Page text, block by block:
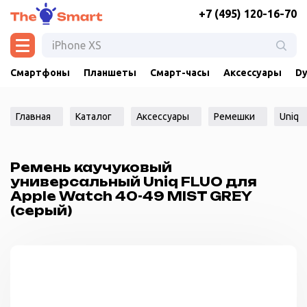
+7 (495) 120-16-70
Смартфоны Планшеты Смарт-часы Аксессуары
Главная Каталог Аксессуары Ремешки Uniq
Ремень каучуковый
универсальный Uniq FLUO для
Apple Watch 40-49 MIST GREY
(серый)